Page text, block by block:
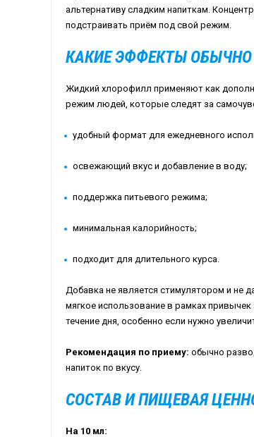
альтернативу сладким напиткам.
подстраивать приём под свой режим.
КАКИЕ ЭФФЕКТЫ
Жидкий хлорофилл применяют как
режим людей, которые следят за
удобный формат для ежедневного
освежающий вкус и добавление в воду;
поддержка питьевого режима;
минимальная калорийность;
подходит для длительного курса.
Добавка не является стимулятором и не
мягкое использование в рамках
течение дня, особенно если нужно
Рекомендация по приему: обычно
напиток по вкусу.
СОСТАВ И ПИЩЕВАЯ
На 10 мл: